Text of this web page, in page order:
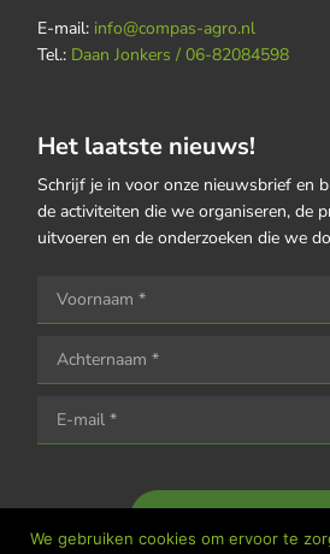
E-mail: info@compas-agro.nl
Tel.: Daan Jonkers / 06-82084598
Het laatste nieuws!
Schrijf je in voor onze nieuwsbrief en
de activiteiten die we organiseren, de
uitvoeren en de onderzoeken die we
We gebruiken cookies om ervoor te